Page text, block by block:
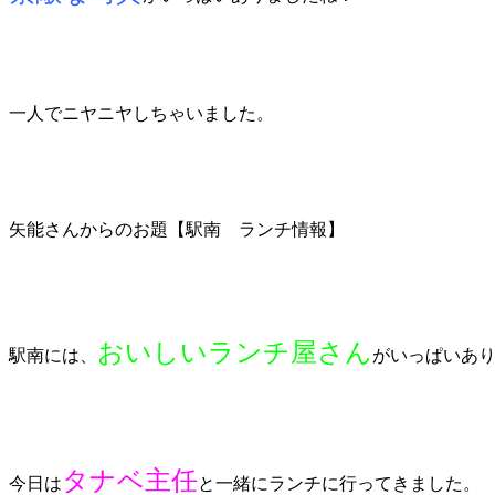
一人でニヤニヤしちゃいました。
矢能さんからのお題【駅南 ランチ情報】
駅南には、 おいしいランチ屋さん がいっぱいあり
今日は タナベ主任と一緒にランチに行ってきました。